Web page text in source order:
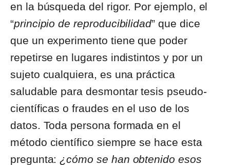
en la búsqueda del rigor. Por ejemplo, el
“principio de reproducibilidad” que dice
que un experimento tiene que poder
repetirse en lugares indistintos y por un
sujeto cualquiera, es una práctica
saludable para desmontar tesis pseudo-
científicas o fraudes en el uso de los
datos. Toda persona formada en el
método científico siempre se hace esta
pregunta: ¿cómo se han obtenido esos